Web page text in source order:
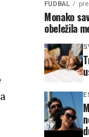
FUDBAL
Monako
obeležila